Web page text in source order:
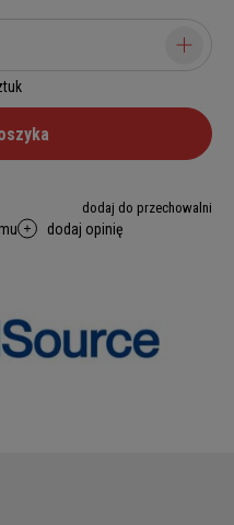
dodaj do przechowalni
dodaj opinię